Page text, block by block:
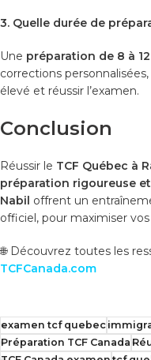
3. Quelle durée de
Une préparation de 8 à
corrections
élevé et réussir l’examen.
Conclusion
Réussir le TCF Québec à
préparation rigoureuse
Nabil offrent un
officiel, pour maximiser
🌐 Découvrez toutes les
TCFCanada.com
examen tcf quebec
Préparation TCF Canada